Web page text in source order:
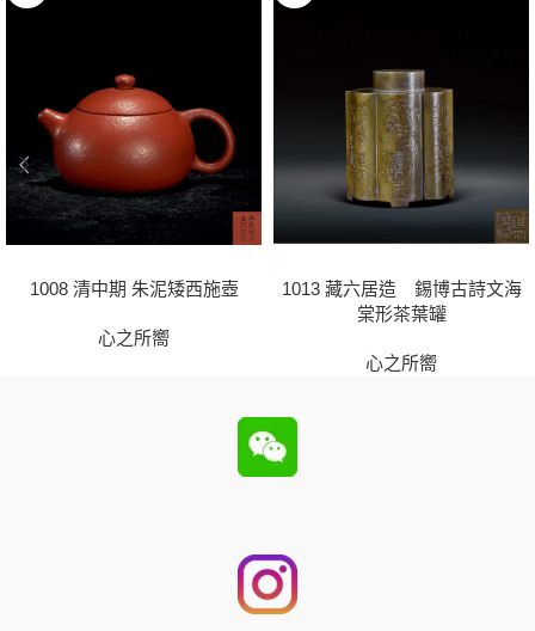
1008 清中期 朱泥矮西施壺
心之所嚮
1013 藏六居造 錫博古詩文海
棠形茶葉罐
心之所嚮